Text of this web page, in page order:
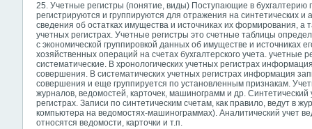
25. Учетные регистры (понятие, виды) Поступающие в
регистрируются и группируются для отражения на синтетических и
сведения об остатках имущества и источниках их формирования, а
учетных регистрах. Учетные регистры это счетные таблицы
с экономической группировкой данных об имуществе и источниках
хозяйственных операций на счетах бухгалтерского учета. учетные
систематические. В хронологических учетных регистрах
совершения. В систематических учетных регистрах информация
совершения и еще группируется по установленным признакам.
журналов, ведомостей, карточек, машинограмм и др. Синтетический
регистрах. Записи по синтетическим счетам, как правило, ведут в
компьютера на ведомостях-машинограммах). Аналитический учет
относятся ведомости, карточки и т.п.